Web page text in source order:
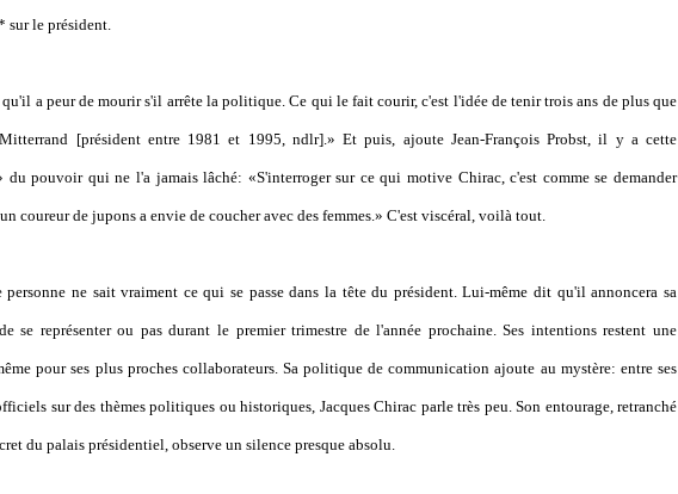
sur le président.
qu'il a peur de mourir s'il arrête la politique. Ce qui le fait courir, c'est l'idée de tenir trois ans de plus que
[président entre 1981 et 1995, ndlr].» Et puis, ajoute Jean-François Probst, il y a cette
du pouvoir qui ne l'a jamais lâché: «S'interroger sur ce qui motive Chirac, c'est comme se demander
coureur de jupons a envie de coucher avec des femmes.» C'est viscéral, voilà tout.
personne ne sait vraiment ce qui se passe dans la tête du président. Lui-même dit qu'il annoncera sa
se représenter ou pas durant le premier trimestre de l'année prochaine. Ses intentions restent une
pour ses plus proches collaborateurs. Sa politique de communication ajoute au mystère: entre ses
sur des thèmes politiques ou historiques, Jacques Chirac parle très peu. Son entourage, retranché
du palais présidentiel, observe un silence presque absolu.